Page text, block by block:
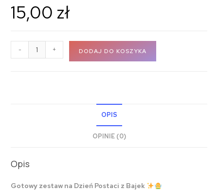
15,00 zł
- + DODAJ DO KOSZYKA
OPIS
OPINIE (0)
Opis
Gotowy zestaw na Dzień Postaci z Bajek